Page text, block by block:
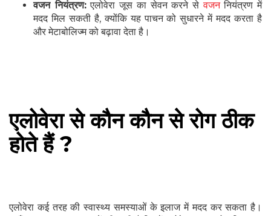
वजन नियंत्रण:एलोवेरा जूस का सेवन करने सेवजननियंत्रण में
मदद मिल सकती है, क्योंकि यह पाचन को सुधारने में मदद करता है
और मेटाबोलिज्म को बढ़ावा देता है।
एलोवेरा से कौन कौन से रोग ठीक
होते हैं ?
एलोवेरा कई तरह की स्वास्थ्य समस्याओं के इलाज में मदद कर सकता है।